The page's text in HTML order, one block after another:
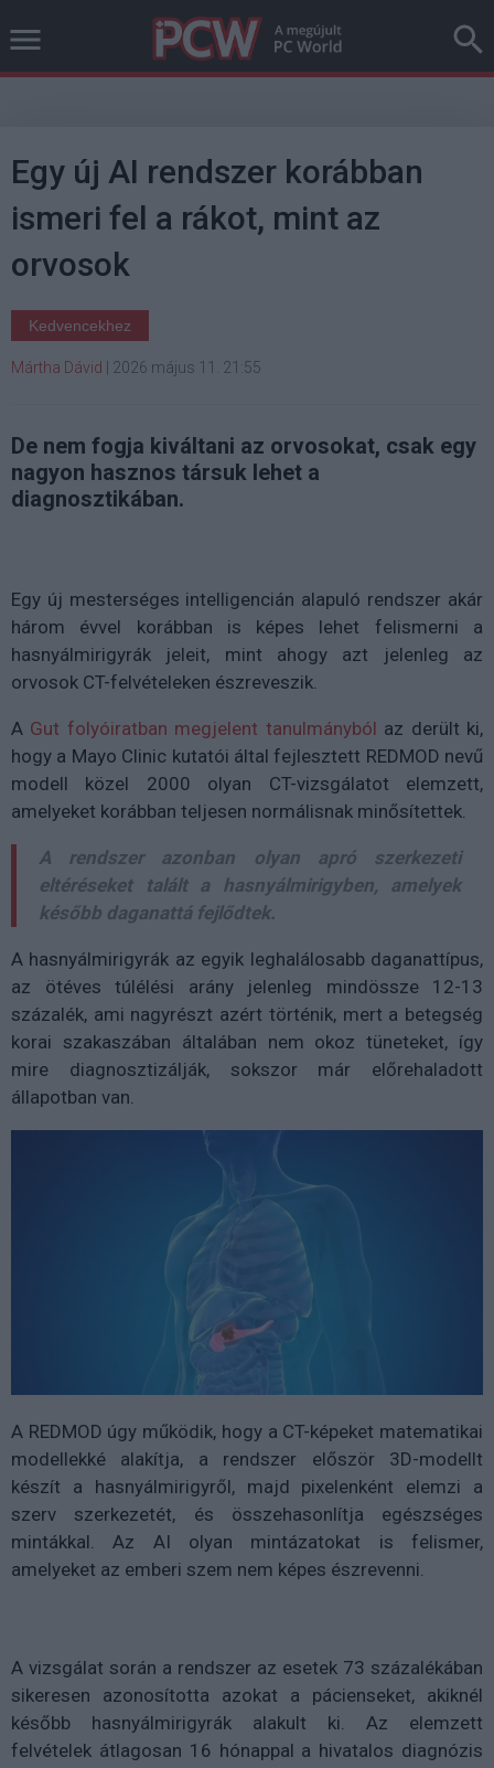
Egy új AI rendszer korábban
ismeri fel a rákot, mint az
orvosok
Kedvencekhez
Mártha Dávid 2026 május 11. 21:55
De nem fogja kiváltani az orvosokat, csak egy
nagyon hasznos társuk lehet a
diagnosztikában.
Egy új mesterséges intelligencián alapuló rendszer akár
három évvel korábban is képes lehet felismerni a
hasnyálmirigyrák jeleit, mint ahogy azt jelenleg az
orvosok CT-felvételeken észreveszik.
A Gut folyóiratban megjelent tanulmányból az derült ki,
hogy a Mayo Clinic kutatói által fejlesztett REDMOD nevű
modell közel 2000 olyan CT-vizsgálatot elemzett,
amelyeket korábban teljesen normálisnak minősítettek.
A rendszer azonban olyan apró szerkezeti
eltéréseket talált a hasnyálmirigyben, amelyek
később daganattá fejlődtek.
A hasnyálmirigyrák az egyik leghalálosabb daganattípus,
az ötéves túlélési arány jelenleg mindössze 12-13
százalék, ami nagyrészt azért történik, mert a betegség
korai szakaszában általában nem okoz tüneteket, így
mire diagnosztizálják, sokszor már előrehaladott
állapotban van.
A REDMOD úgy működik, hogy a CT-képeket matematikai
modellekké alakítja, a rendszer először 3D-modellt
készít a hasnyálmirigyről, majd pixelenként elemzi a
szerv szerkezetét, és összehasonlítja egészséges
mintákkal. Az AI olyan mintázatokat is felismer,
amelyeket az emberi szem nem képes észrevenni.
A vizsgálat során a rendszer az esetek 73 százalékában
sikeresen azonosította azokat a pácienseket, akiknél
később hasnyálmirigyrák alakult ki. Az elemzett
felvételek átlagosan 16 hónappal a hivatalos diagnózis